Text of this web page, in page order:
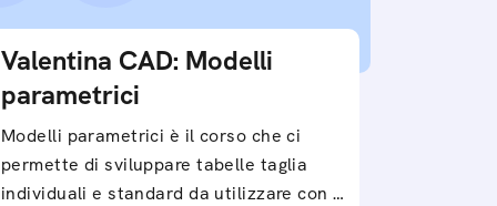
Valentina CAD: Modelli
parametrici
Modelli parametrici è il corso che ci
permette di sviluppare tabelle taglia
individuali e standard da utilizzare con il